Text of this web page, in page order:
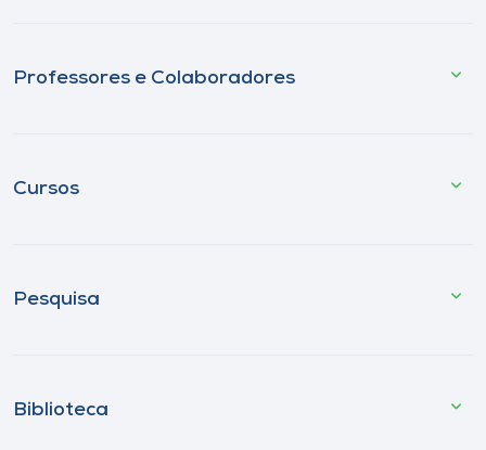
Professores e Colaboradores
Cursos
Pesquisa
Biblioteca